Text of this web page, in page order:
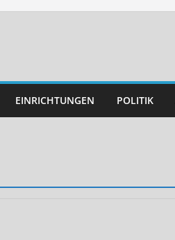
EINRICHTUNGEN POLITIK